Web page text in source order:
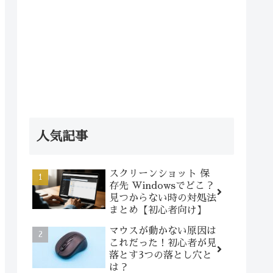
人気記事
スクリーンショット 保
存先 Windowsでどこ？
見つからない時の対処法
まとめ【初心者向け】
マウスが動かない原因は
これだった！初心者が見
落とす3つの落とし穴と
は？